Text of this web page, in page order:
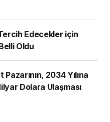
Edecekler için
Oldu
2034 Yılına
Dolara Ulaşması